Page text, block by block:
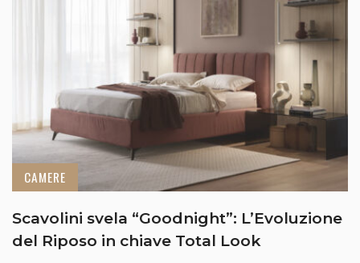
CAMERE
Scavolini svela “Goodnight”: L’Evoluzione
del Riposo in chiave Total Look